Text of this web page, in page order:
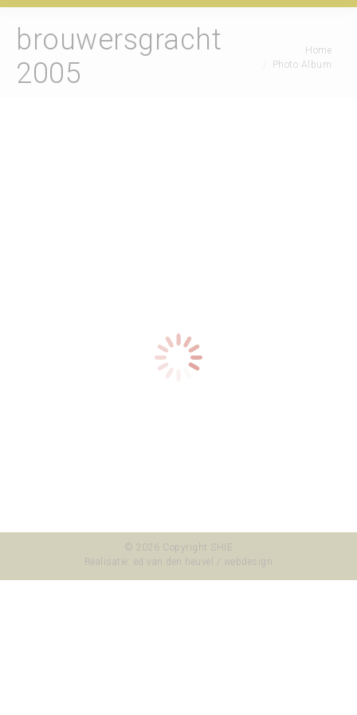
brouwersgracht
2005
Je bent hier:Home
Photo Album
© 2026 Copyright SHIE
Realisatie: ed van den heuvel / webdesign